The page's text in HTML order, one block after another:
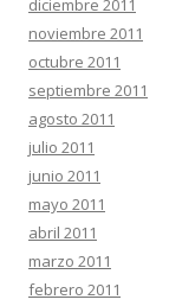
diciembre 2011
noviembre 2011
octubre 2011
septiembre 2011
agosto 2011
julio 2011
junio 2011
mayo 2011
abril 2011
marzo 2011
febrero 2011